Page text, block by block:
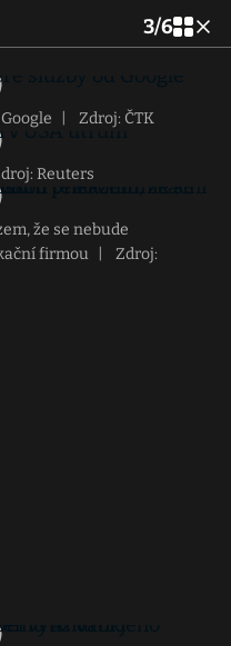
3/6
Zdroj: ČTK
Reuters
že se nebude
firmou
Zdroj: